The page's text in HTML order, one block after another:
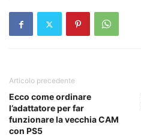
Articolo precedente
Ecco come ordinare
l’adattatore per far
funzionare la vecchia CAM
con PS5